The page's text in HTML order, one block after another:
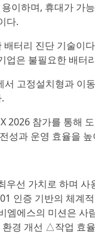
이하며, 휴대가 가
다.
터리 진단 기술이
업은 불필요한 배
고정설치형과 이
2026 참가를 통해
성과 운영 효율을
우선 가치로 하며
인증 기반의 체계
엠에스의 미션은
경 개선 △작업 효